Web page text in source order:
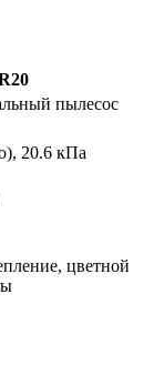
пылесос
20.6 кПа
цветной